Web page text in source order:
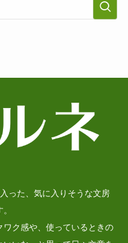
った、気に入りそうな文房
ク感や、使っているときの